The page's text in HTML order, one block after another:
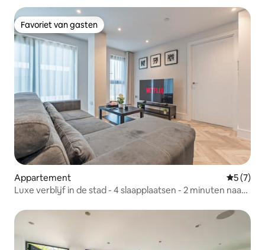
Favoriet van gasten
Favoriet van gasten
Appartement
5 (7)
Luxe verblijf in de stad - 4 slaapplaatsen - 2 minuten naar